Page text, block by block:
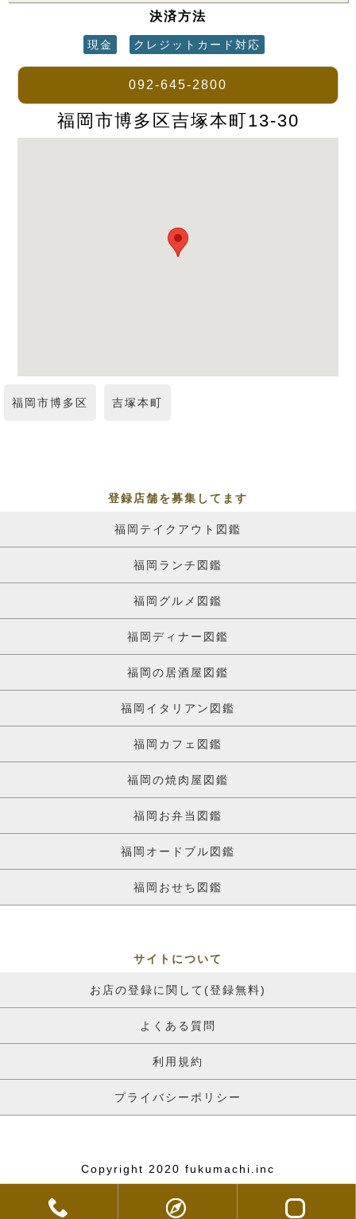
決済方法
現金 クレジットカード対応
092-645-2800
福岡市博多区吉塚本町13-30
福岡市博多区 吉塚本町
登録店舗を募集してます
福岡テイクアウト図鑑
福岡ランチ図鑑
福岡グルメ図鑑
福岡ディナー図鑑
福岡の居酒屋図鑑
福岡イタリアン図鑑
福岡カフェ図鑑
福岡の焼肉屋図鑑
福岡お弁当図鑑
福岡オードブル図鑑
福岡おせち図鑑
サイトについて
お店の登録に関して(登録無料)
よくある質問
利用規約
プライバシーポリシー
Copyright 2020 fukumachi.inc